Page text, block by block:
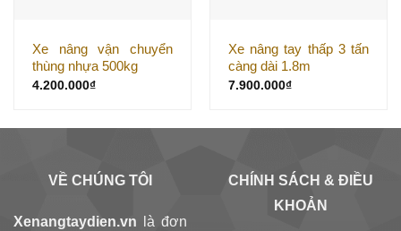
Xe nâng vận chuyển
thùng nhựa 500kg
4.200.000₫
Xe nâng tay thấp 3 tấn
càng dài 1.8m
7.900.000₫
VỀ CHÚNG TÔI
Xenangtaydien.vn là đơn
CHÍNH SÁCH & ĐIỀU
KHOẢN